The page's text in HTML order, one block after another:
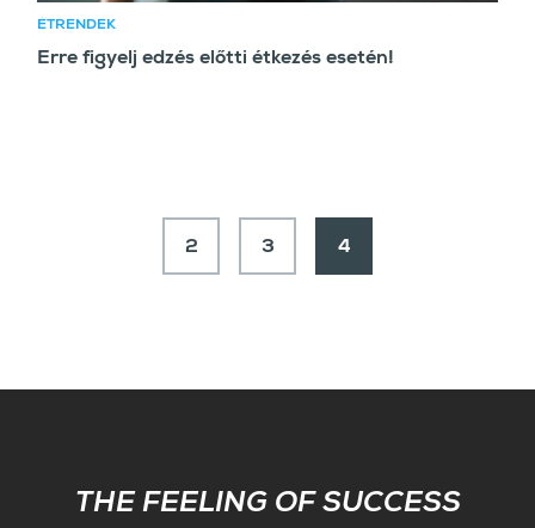
ÉTRENDEK
Erre figyelj edzés előtti étkezés esetén!
2 3 4
Subscribe
THE FEELING OF SUCCESS